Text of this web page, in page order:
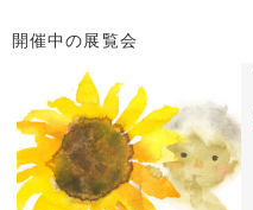
開催中の展覧会